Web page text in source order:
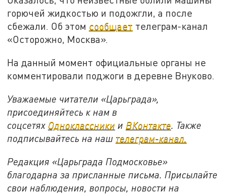
горючей жидкостью и подожгли, а после
сбежали. Об этом сообщает телеграм-канал
«Осторожно, Москва».
На данный момент официальные органы не
комментировали поджоги в деревне Внуково.
Уважаемые читатели «Царьграда»,
присоединяйтесь к нам в
соцсетях Одноклассники и ВКонтакте. Также
подписывайтесь на наш телеграм-канал.
Редакция «Царьграда Подмосковье»
благодарна за присланные письма. Присылайте
свои наблюдения, вопросы, новости на